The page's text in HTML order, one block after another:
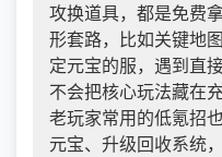
攻换道具，都是免费
形套路，比如关键地
定元宝的服，遇到直
不会把核心玩法藏在充
老玩家常用的低氪招
元宝、升级回收系统